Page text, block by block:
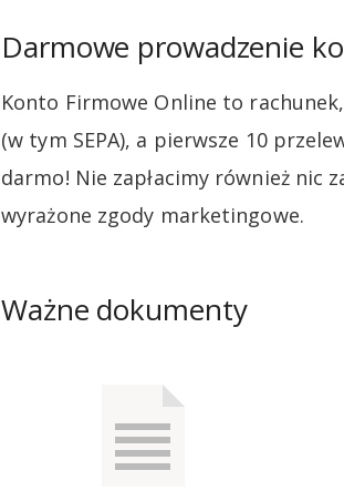
Darmowe prowadzenie
Konto Firmowe Online to
(w tym SEPA), a pierwsze 10
darmo! Nie zapłacimy również nic
wyrażone zgody marketingowe.
Ważne dokumenty